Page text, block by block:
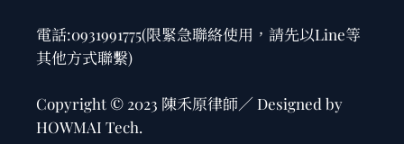
電話:0931991775(限緊急聯絡使用，請先以Line等
其他方式聯繫)
Copyright © 2023 陳禾原律師／ Designed by
HOWMAI Tech.